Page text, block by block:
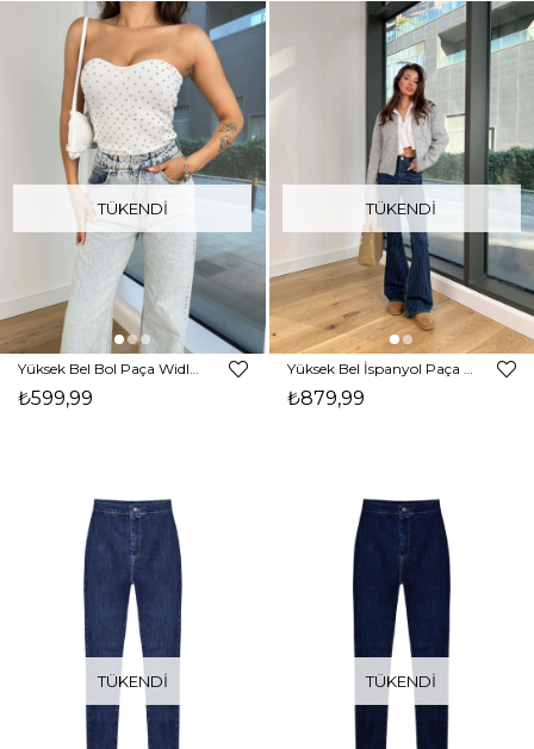
TÜKENDI
Yüksek Bel Bol Paça Widleg Kadın Buz Mavisi Jean 25K030
₺599,99
TÜKENDI
Yüksek Bel İspanyol Paça Çizgili Dentli Kadın Mavi Jeans 24Y003
₺879,99
TÜKENDI TÜKENDI